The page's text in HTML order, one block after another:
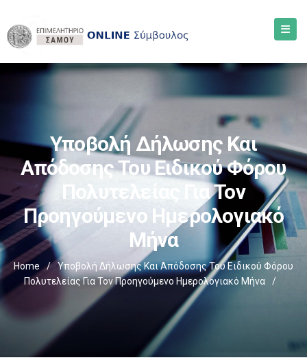
Υποβολή Δήλωσης Και
Απόδοσης Του Ειδικού Φόρου
Πολυτελείας Για Τον
Προηγούμενο Ημερολογιακό
Μήνα
Home /
Υποβολή Δήλωσης Και Απόδοσης Του Ειδικού Φόρου
Πολυτελείας Για Τον Προηγούμενο Ημερολογιακό Μήνα
/